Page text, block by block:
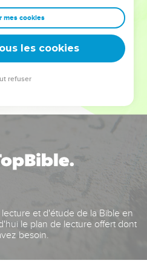
sagesse afin que leurs erreurs
vous guidiez un ministère, une
leur expérience est faite
et d'étude de la Bible en
le plan de lecture offert dont
besoin.
mes cookies
les cookies
refuser